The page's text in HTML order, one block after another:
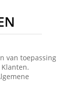
van toepassing